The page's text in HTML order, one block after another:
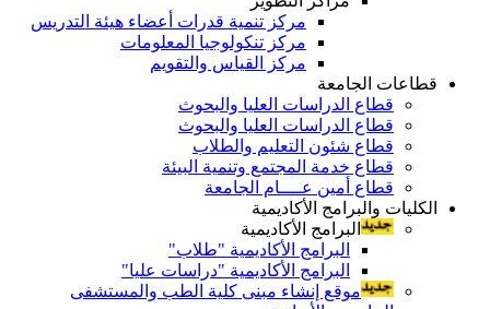
مركز تنمية قدرات أعضاء هيئة التدريس
مركز تنكولوجيا المعلومات
مركز القياس والتقويم
قطاعات الجامعة
قطاع الدراسات العليا والبحوث
قطاع الدراسات العليا والبحوث
قطاع شئون التعليم والطلاب
قطاع خدمة المجتمع وتنمية البيئة
قطاع أمين عــــام الجامعة
الكليات والبرامج الأكاديمية
البرامج الأكاديمية
البرامج الأكاديمية "طلاب"
البرامج الأكاديمية "دراسات عليا"
موقع إنشاء مبنى كلية الطب والمستشفى